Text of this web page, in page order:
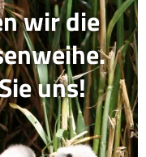
wir die
uns!